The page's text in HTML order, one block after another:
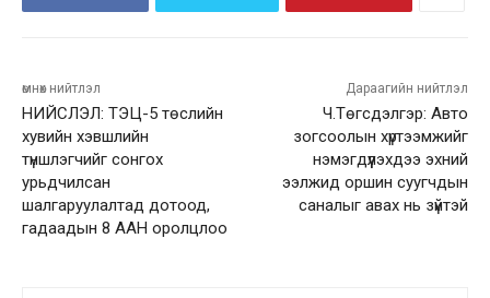
өмнөх нийтлэл
НИЙСЛЭЛ: ТЭЦ-5 төслийн
хувийн хэвшлийн
түншлэгчийг сонгох
урьдчилсан
шалгаруулалтад дотоод,
гадаадын 8 ААН оролцлоо
Дараагийн нийтлэл
Ч.Төгсдэлгэр: Авто
зогсоолын хүртээмжийг
нэмэгдүүлэхдээ эхний
ээлжид оршин суугчдын
саналыг авах нь зүйтэй